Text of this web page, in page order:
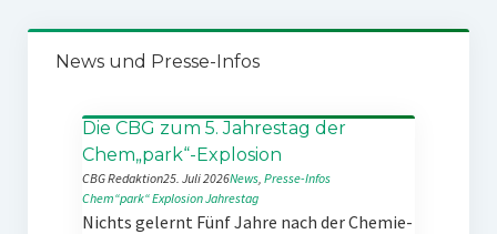
News und Presse-Infos
Die CBG zum 5. Jahrestag der
Chem„park“-Explosion
CBG Redaktion25. Juli 2026News, Presse-Infos
Chem“park“ExplosionJahrestag
Nichts gelernt Fünf Jahre nach der Chemie-